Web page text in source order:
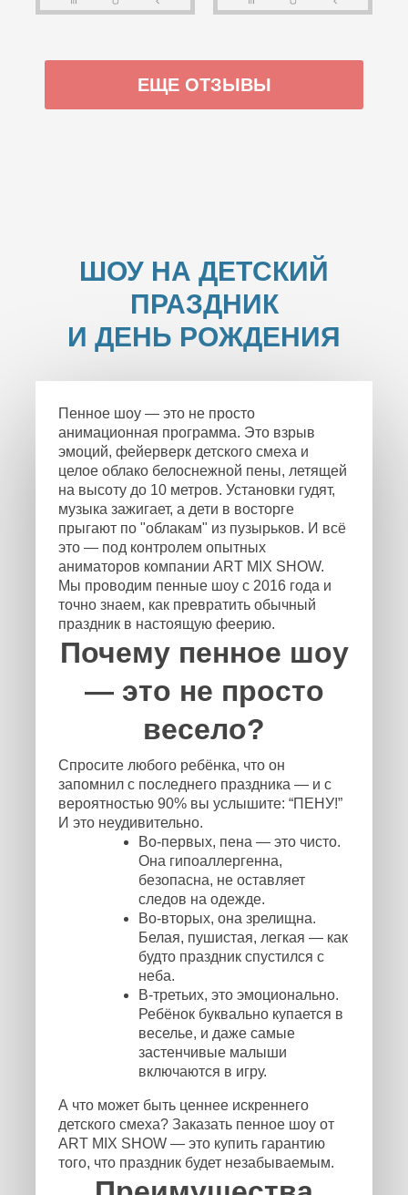
ЕЩЕ ОТЗЫВЫ
ШОУ НА ДЕТСКИЙ
ПРАЗДНИК
И ДЕНЬ РОЖДЕНИЯ
Пенное шоу — это не просто
анимационная программа. Это взрыв
эмоций, фейерверк детского смеха и
целое облако белоснежной пены, летящей
на высоту до 10 метров. Установки гудят,
музыка зажигает, а дети в восторге
прыгают по "облакам" из пузырьков. И всё
это — под контролем опытных
аниматоров компании ART MIX SHOW.
Мы проводим пенные шоу с 2016 года и
точно знаем, как превратить обычный
праздник в настоящую феерию.
Почему пенное шоу
— это не просто
весело?
Спросите любого ребёнка, что он
запомнил с последнего праздника — и с
вероятностью 90% вы услышите: “ПЕНУ!”
И это неудивительно.
Во-первых, пена — это чисто.
Она гипоаллергенна,
безопасна, не оставляет
следов на одежде.
Во-вторых, она зрелищна.
Белая, пушистая, легкая — как
будто праздник спустился с
неба.
В-третьих, это эмоционально.
Ребёнок буквально купается в
веселье, и даже самые
застенчивые малыши
включаются в игру.
А что может быть ценнее искреннего
детского смеха? Заказать пенное шоу от
ART MIX SHOW — это купить гарантию
того, что праздник будет незабываемым.